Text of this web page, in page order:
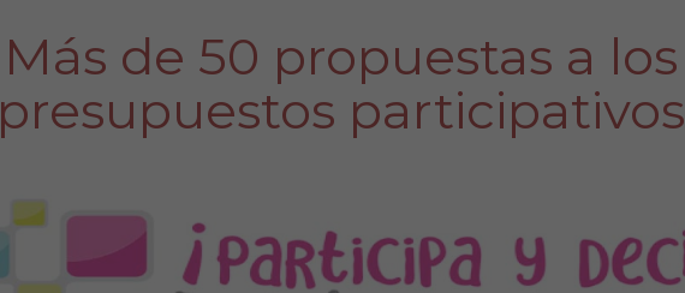
Más de 50 propuestas a los
presupuestos participativos